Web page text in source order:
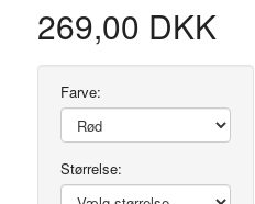
269,00 DKK
Farve:
Størrelse: